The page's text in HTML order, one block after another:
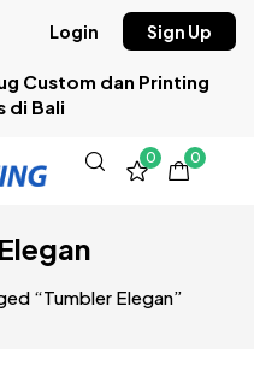
Custom dan Printing
di Bali
Login Sign Up
0 0
“Tumbler Elegan”